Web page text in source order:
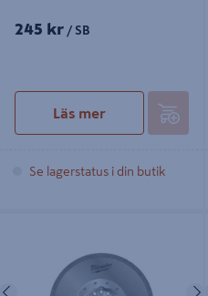
245 kr / SB
Läs mer
Se lagerstatus i din butik
Föregående